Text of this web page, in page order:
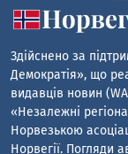
Здійснено за
Демократія», що
видавців новин
«Незалежні
Норвезькою
Норвегії. Погляди